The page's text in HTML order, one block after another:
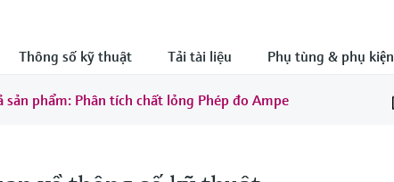
Thông số kỹ thuật Tải tài liệu Phụ tùng & phụ kiện
sản phẩm: Phân tích chất lỏng Phép đo Ampe